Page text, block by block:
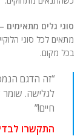
סוגי גלים
בכל מקום.
“זה הדגם
לגלישה. שומר
חיים!”
התקשרו